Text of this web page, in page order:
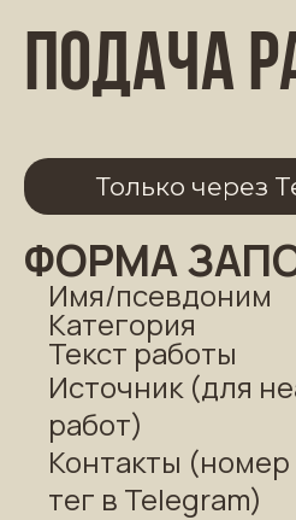
Подача
Только через
ФОРМА
Имя/псевдоним
Категория
Текст работы
Источник (для
работ)
Контакты
тег в Telegram)